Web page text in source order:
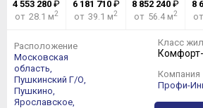
4 553 280 ₽
от 28.1 м2
6 181 710₽
от 39.1 м2
8 852 240 ₽
от 56.4 м2
8
Расположение
Московская
область,
Пушкинский Г/О,
Пушкино,
Ярославское,
Класс
Компания
Профи-